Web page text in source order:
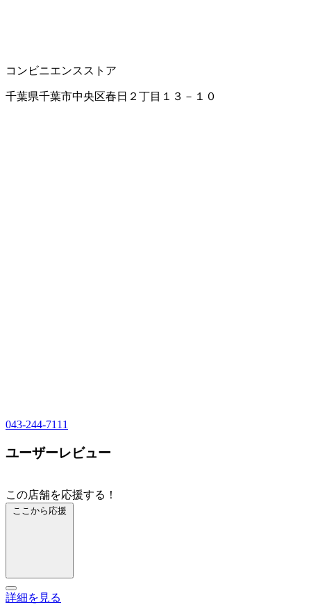
コンビニエンスストア
千葉県千葉市中央区春日２丁目１３－１０
043-244-7111
ユーザーレビュー
この店舗を応援する！
ここから応援
詳細を見る